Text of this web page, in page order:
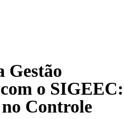
Gestão
o SIGEEC:
Controle